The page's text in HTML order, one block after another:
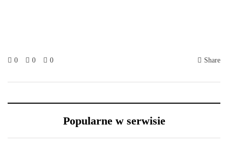
0 0 0 Share
Popularne w serwisie